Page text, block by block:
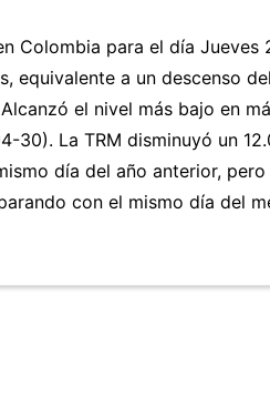
Colombia para el día Jueves
equivalente a un descenso
el nivel más bajo en
30). La TRM disminuyó un
día del año anterior,
con el mismo día del